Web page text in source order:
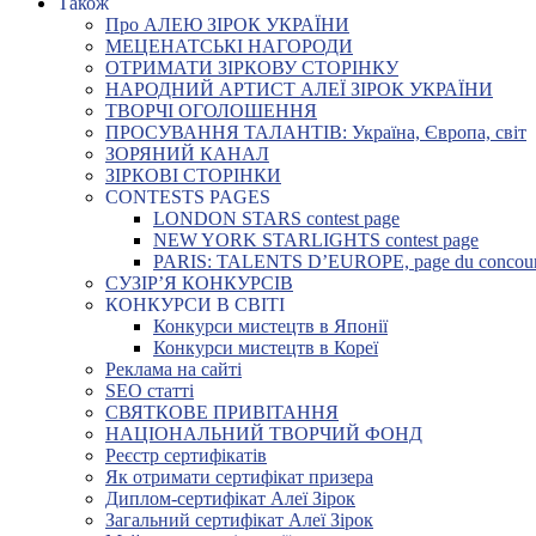
Про АЛЕЮ ЗІРОК УКРАЇНИ
МЕЦЕНАТСЬКІ НАГОРОДИ
ОТРИМАТИ ЗІРКОВУ СТОРІНКУ
НАРОДНИЙ АРТИСТ АЛЕЇ ЗІРОК УКРАЇНИ
ТВОРЧІ ОГОЛОШЕННЯ
ПРОСУВАННЯ ТАЛАНТІВ: Україна, Європа, світ
ЗОРЯНИЙ КАНАЛ
ЗІРКОВІ СТОРІНКИ
CONTESTS PAGES
LONDON STARS contest page
NEW YORK STARLIGHTS contest page
PARIS: TALENTS D’EUROPE, page du
СУЗІР’Я КОНКУРСІВ
КОНКУРСИ В СВІТІ
Конкурси мистецтв в Японії
Конкурси мистецтв в Кореї
Реклама на сайті
SEO статті
СВЯТКОВЕ ПРИВІТАННЯ
НАЦІОНАЛЬНИЙ ТВОРЧИЙ ФОНД
Реєстр сертифікатів
Як отримати сертифікат призера
Диплом-сертифікат Алеї Зірок
Загальний сертифікат Алеї Зірок